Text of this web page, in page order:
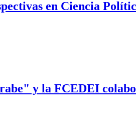
en Ciencia
y la FCEDEI